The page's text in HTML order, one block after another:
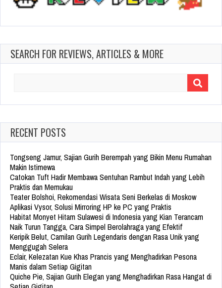
SEARCH FOR REVIEWS, ARTICLES & MORE
RECENT POSTS
Tongseng Jamur, Sajian Gurih Berempah yang Bikin Menu Rumahan
Makin Istimewa
Catokan Tuft Hadir Membawa Sentuhan Rambut Indah yang Lebih
Praktis dan Memukau
Teater Bolshoi, Rekomendasi Wisata Seni Berkelas di Moskow
Aplikasi Vysor, Solusi Mirroring HP ke PC yang Praktis
Habitat Monyet Hitam Sulawesi di Indonesia yang Kian Terancam
Naik Turun Tangga, Cara Simpel Berolahraga yang Efektif
Keripik Belut, Camilan Gurih Legendaris dengan Rasa Unik yang
Menggugah Selera
Eclair, Kelezatan Kue Khas Prancis yang Menghadirkan Pesona
Manis dalam Setiap Gigitan
Quiche Pie, Sajian Gurih Elegan yang Menghadirkan Rasa Hangat di